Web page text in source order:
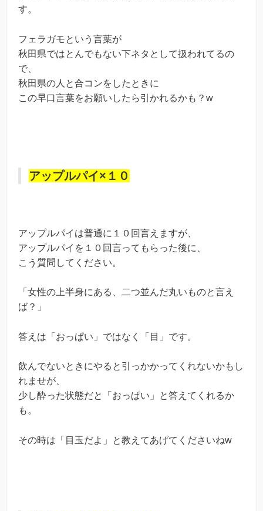
す。
フェラガモという言葉が
秋田県ではとんでもない下ネタとして扱われてるの
で、
秋田県の人と合コンをしたときに
この早口言葉をお願いしたら引かれるかも？w
アップルパイ×１０
アップルパイは普通に１０回言えますが、
アップルパイを１０回言ってもらった後に、
こう質問してください。
「女性の上半身にある、二つ並んだ丸いものと言え
ば？」
答えは「おっぱい」ではなく「目」です。
飲んでないときにやると引っかかってくれないかもし
れませが、
少し酔った状態だと「おっぱい」と答えてくれるか
も。
その時は「目玉だよ」と教えてあげてくださいねw